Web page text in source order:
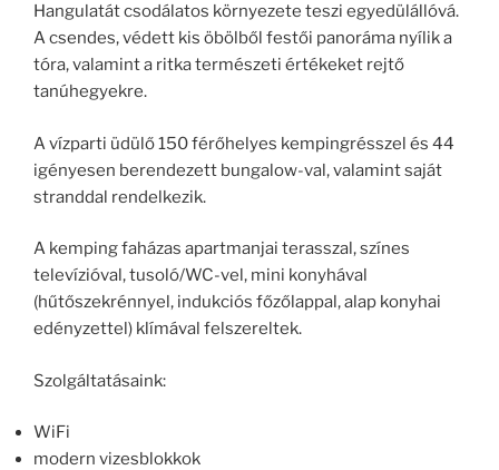
Hangulatát csodálatos környezete teszi egyedülállóvá.
A csendes, védett kis öbölből festői panoráma nyílik a
tóra, valamint a ritka természeti értékeket rejtő
tanúhegyekre.
A vízparti üdülő 150 férőhelyes kempingrésszel és 44
igényesen berendezett bungalow-val, valamint saját
stranddal rendelkezik.
A kemping faházas apartmanjai terasszal, színes
televízióval, tusoló/WC-vel, mini konyhával
(hűtőszekrénnyel, indukciós főzőlappal, alap konyhai
edényzettel) klímával felszereltek.
Szolgáltatásaink:
WiFi
modern vizesblokkok